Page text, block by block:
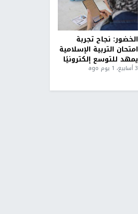
الخضور: نجاح تجربة
امتحان التربية الإسلامية
يمهد للتوسع إلكترونيًا
3 أسابيع، 1 يوم ago